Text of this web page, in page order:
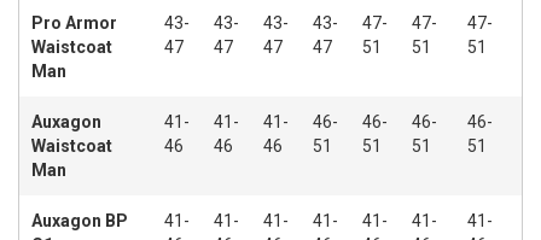
Pro Armor
Waistcoat
Man
43-
47
43-
47
43-
47
43-
47
47-
51
47-
51
47-
51
Auxagon
Waistcoat
Man
41-
46
41-
46
41-
46
46-
51
46-
51
46-
51
46-
51
Auxagon BP
41-
41-
41-
41-
41-
41-
41-